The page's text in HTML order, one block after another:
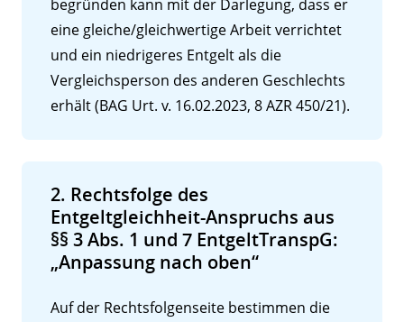
begründen kann mit der Darlegung, dass er
eine gleiche/gleichwertige Arbeit verrichtet
und ein niedrigeres Entgelt als die
Vergleichsperson des anderen Geschlechts
erhält (BAG Urt. v. 16.02.2023, 8 AZR 450/21).
2. Rechtsfolge des
Entgeltgleichheit-Anspruchs aus
§§ 3 Abs. 1 und 7 EntgeltTranspG:
„Anpassung nach oben“
Auf der Rechtsfolgenseite bestimmen die